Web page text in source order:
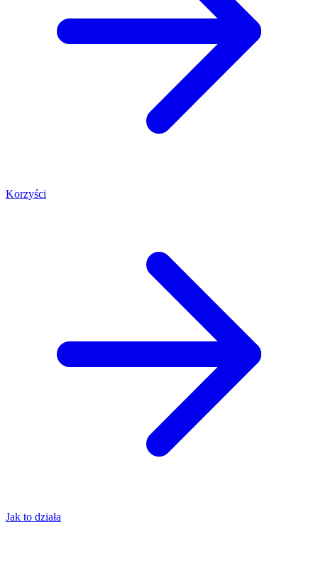
Korzyści
Jak to działa